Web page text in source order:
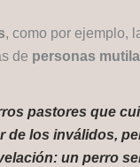
, como por ejemplo,
de personas
pastores que
de los inválidos,
un perro